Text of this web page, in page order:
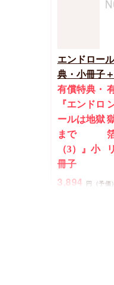
エンドロー
典・小冊子
有償特典・
『エンドロ
ールは地獄
まで
（3）』小
冊子
3,894 円（予価）